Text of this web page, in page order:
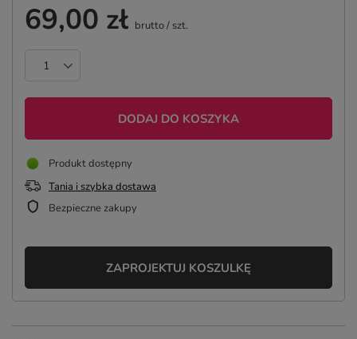
69,00 zł brutto/ szt.
DODAJ DO KOSZYKA
Produkt dostępny
Tania i szybka dostawa
Bezpieczne zakupy
ZAPROJEKTUJ KOSZULKĘ